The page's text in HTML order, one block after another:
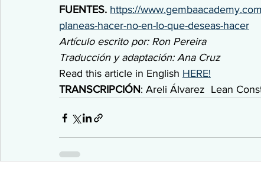
FUENTES. https://
planeas-hacer-no-en-lo-que-deseas-hacer
Artículo escrito por: Ron Pereira
Traducción y adaptación: Ana Cruz
Read this article in English HERE!
TRANSCRIPCIÓN: Areli Álvarez  Lean